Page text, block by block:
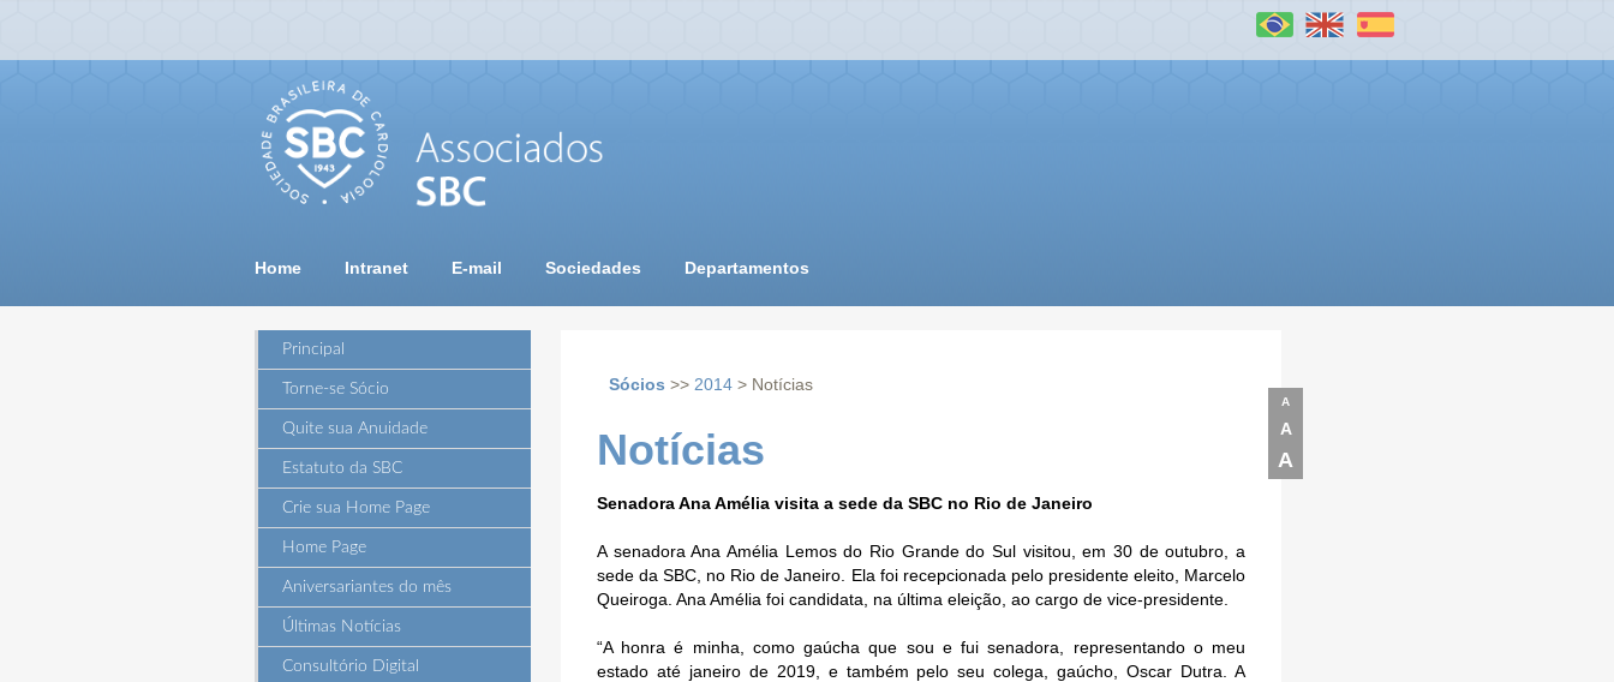
Home Intranet E-mail Sociedades Departamentos
Principal
Torne-se Sócio
Quite sua Anuidade
Estatuto da SBC
Crie sua Home Page
Home Page
Aniversariantes do mês
Últimas Notícias
Consultório Digital
Sócios >> 2014 > Notícias
A
A
A
Notícias
Senadora Ana Amélia visita a sede da SBC no Rio de Janeiro
A senadora Ana Amélia Lemos do Rio Grande do Sul visitou, em 30 de outubro, a
sede da SBC, no Rio de Janeiro. Ela foi recepcionada pelo presidente eleito, Marcelo
Queiroga. Ana Amélia foi candidata, na última eleição, ao cargo de vice-presidente.
“A honra é minha, como gaúcha que sou e fui senadora, representando o meu
estado até janeiro de 2019, e também pelo seu colega, gaúcho, Oscar Dutra. A